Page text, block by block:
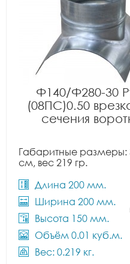
Ф140/Ф280-30
(08ПС)0.50
сечения
Габаритные размеры:
см, вес 219 гр.
Длина 200 мм.
Ширина 200 мм.
Высота 150 мм.
Объём 0.01 куб.м.
Вес: 0.219 кг.